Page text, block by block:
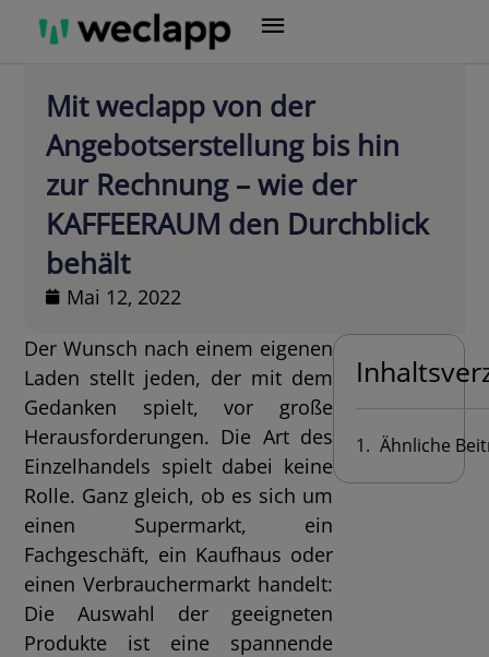
Zum
Inhalt
Mit weclapp von der
Angebotserstellung bis hin
zur Rechnung – wie der
KAFFEERAUM den Durchblick
behält
Mai 12, 2022
Der Wunsch nach einem eigenen
Laden stellt jeden, der mit dem
Gedanken spielt, vor große
Herausforderungen. Die Art des
Einzelhandels spielt dabei keine
Rolle. Ganz gleich, ob es sich um
einen Supermarkt, ein
Fachgeschäft, ein Kaufhaus oder
einen Verbrauchermarkt handelt:
Die Auswahl der geeigneten
Produkte ist eine spannende
Ähnliche